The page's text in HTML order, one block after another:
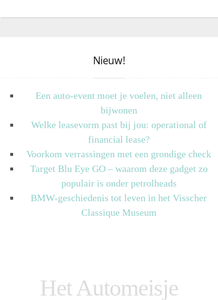
Nieuw!
Een auto-event moet je voelen, niet alleen
bijwonen
Welke leasevorm past bij jou: operational of
financial lease?
Voorkom verrassingen met een grondige check
Target Blu Eye GO – waarom deze gadget zo
populair is onder petrolheads
BMW-geschiedenis tot leven in het Visscher
Classique Museum
Het Automeisje